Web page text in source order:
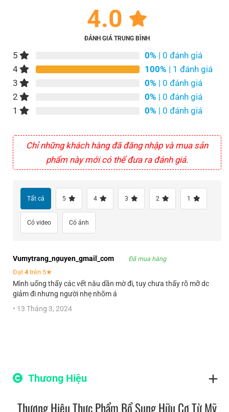
4.0
ĐÁNH GIÁ TRUNG BÌNH
5 0% | 0 đánh giá
4
100% | 1 đánh giá
3
0% | 0 đánh giá
2
0% | 0 đánh giá
1
0% | 0 đánh giá
Chỉ những khách hàng đã đăng nhập và mua sản
phẩm này mới có thể đưa ra đánh giá.
Tất cả 5 4 3 2 1
Có video Có ảnh
Vumytrang_nguyen_gmail_com
Đã mua hàng
Đạt 4trên 5★
Mình uống thấy các vết nâu dần mờ đi, tuy chưa thấy rõ mỡ dc
giảm đi nhưng người nhẹ nhõm á
• 13 Tháng 3, 2024
Thương Hiệu
Thương Hiệu Thực Phẩm Bổ Sung Hữu Cơ Từ Mỹ